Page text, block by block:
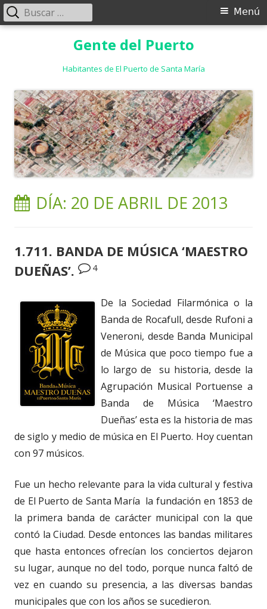
Gente del Puerto
Habitantes de El Puerto de Santa María
Menú
Menú
Buscar:
DÍA: 20 DE ABRIL DE 2013
1.711. BANDA DE MÚSICA ‘MAESTRO
DUEÑAS’.
4
De la Sociedad Filarmónica o la
Banda de Rocafull, desde Rufoni a
Veneroni, desde Banda Municipal
de Música que poco tiempo fue a
lo largo de su historia, desde la
Agrupación Musical Portuense a
Banda de Música ‘Maestro
Dueñas’ esta es la historia de mas
de siglo y medio de música en El Puerto. Hoy cuentan
con 97 músicos.
Fue un hecho relevante para la vida cultural y festiva
de El Puerto de Santa María la fundación en 1853 de
la primera banda de carácter municipal con la que
contó la Ciudad. Desde entonces las bandas militares
que hasta entonces ofrecían los conciertos dejaron
su lugar, aunque no del todo, porque nunca faltó de
vez en cuando su presencia, a las diversas bandas
municipales que con los años se sucedieron.